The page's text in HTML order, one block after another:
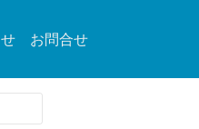
お問合せ